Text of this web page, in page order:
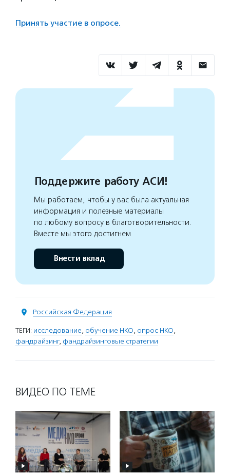
Принять участие в опросе.
Поддержите работу АСИ!
Мы работаем, чтобы у вас была актуальная
информация и полезные материалы
по любому вопросу в благотворительности.
Вместе мы этого достигнем
Внести вклад
Российская Федерация
ТЕГИ: исследование, обучение НКО, опрос НКО,
фандрайзинг, фандрайзинговые стратегии
ВИДЕО ПО ТЕМЕ